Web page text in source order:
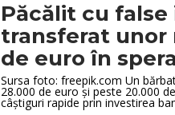
Păcălit cu
transferat unor
de euro în
Sursa foto: freepik.com Un
28.000 de euro și peste 20.000
câștiguri rapide prin investirea